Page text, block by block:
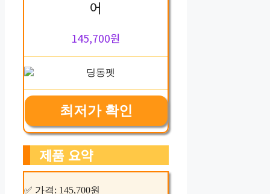
어
145,700원
최저가 확인
제품 요약
✅ 가격: 145,700원